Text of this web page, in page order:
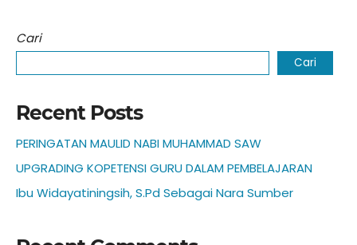
Cari
Cari
Recent Posts
PERINGATAN MAULID NABI MUHAMMAD SAW
UPGRADING KOPETENSI GURU DALAM PEMBELAJARAN
Ibu Widayatiningsih, S.Pd Sebagai Nara Sumber